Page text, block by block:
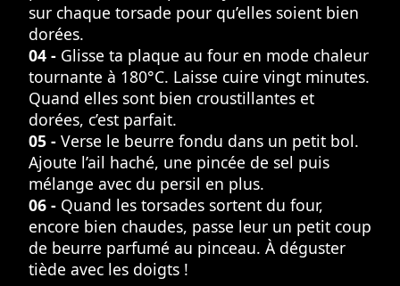
sur chaque torsade pour qu’elles soient bien
dorées.
04 - Glisse ta plaque au four en mode chaleur
tournante à 180°C. Laisse cuire vingt minutes.
Quand elles sont bien croustillantes et
dorées, c’est parfait.
05 - Verse le beurre fondu dans un petit bol.
Ajoute l’ail haché, une pincée de sel puis
mélange avec du persil en plus.
06 - Quand les torsades sortent du four,
encore bien chaudes, passe leur un petit coup
de beurre parfumé au pinceau. À déguster
tiède avec les doigts !